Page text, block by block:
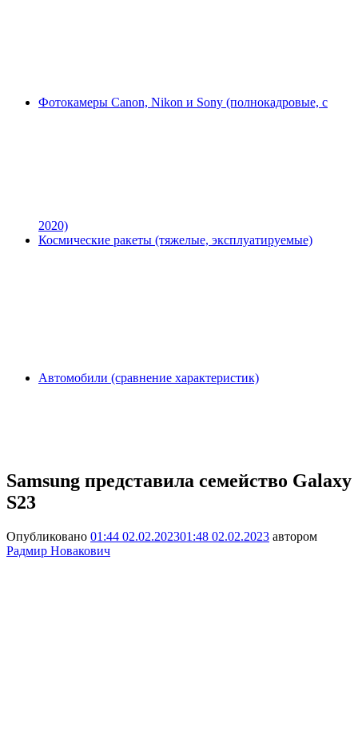
Фотокамеры Canon, Nikon и Sony (полнокадровые, с
2020)
Космические ракеты (тяжелые, эксплуатируемые)
Автомобили (сравнение характеристик)
Samsung представила семейство Galaxy
S23
Опубликовано 01:44 02.02.202301:48 02.02.2023 автором
Радмир Новакович